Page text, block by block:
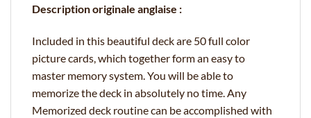
Description originale anglaise :
Included in this beautiful deck are 50 full color
picture cards, which together form an easy to
master memory system. You will be able to
memorize the deck in absolutely no time. Any
Memorized deck routine can be accomplished with